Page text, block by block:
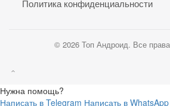
Политика конфиденциальности
© 2026 Топ Андроид. Все
Нужна помощь?
Написать в Telegram Написать в WhatsApp